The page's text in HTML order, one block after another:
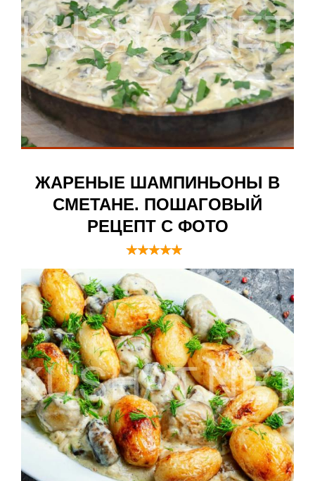
ЖАРЕНЫЕ ШАМПИНЬОНЫ В
СМЕТАНЕ. ПОШАГОВЫЙ
РЕЦЕПТ С ФОТО